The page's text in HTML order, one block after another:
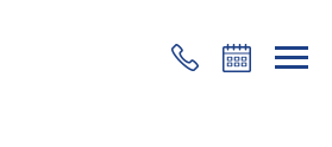
58 200